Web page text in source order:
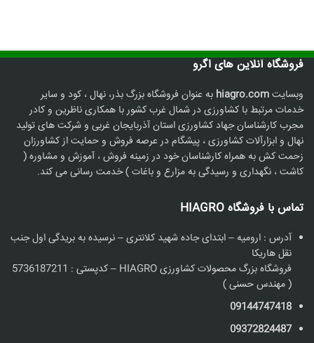
فروشگاه آنلاین های اگرو
وبسایتhiagro.com به عنوان فروشگاه بزرگ بذر، نهال ، کود و سایر
خدمات مرتبط با کشاورزی در شمال غرب کشور با همکاری ناظرین و کادر
مجرب کارشناسان جهاد کشاورزی استان آذربایجان غربی و شرکت های تولید
نهال و ابزارآلات کشاورزی ، پیشگام در عرصه فروش و حمایت از کشاورزان
زحمت کش به همراه کارشناسان خود در زمینه فروش ، آموزش و مشاوره (
کاشت ، نگهداری و رسیدگی به مزارع و باغات ) خدمت رسانی می کند.
تماس با فروشگاه HIAGRO
آدرس : ارومیه – ابتدای جاده شهید کلانتری – نرسیده به بریدگی اول جنب
نقل هاریکا
فروشگاه بزرگ محصولات کشاورزی HIAGRO – کدپستی : 5736187211
( مهندس حسنی )
09144747418
09372824487